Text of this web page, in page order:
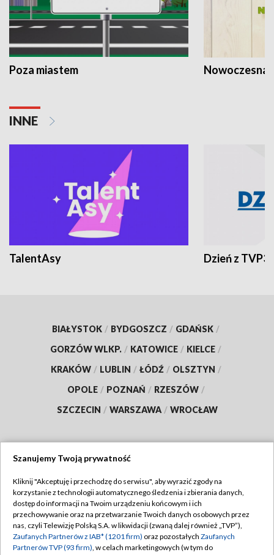
Poza miastem Nowoczesna
INNE
TalentAsy Dzień z TVP3
BIAŁYSTOK / BYDGOSZCZ / GDAŃSK /
GORZÓW WLKP. / KATOWICE / KIELCE /
KRAKÓW / LUBLIN / ŁÓDŹ / OLSZTYN /
OPOLE / POZNAŃ / RZESZÓW /
SZCZECIN / WARSZAWA / WROCŁAW
TVP
Abonament TVP
Emisja w TVP
Regulamin TVP
Polityka prywatności
Szanujemy Twoją prywatność
Kliknij "Akceptuję i przechodzę do serwisu", aby wyrazić zgody na
korzystanie z technologii automatycznego śledzenia i zbierania danych,
dostęp do informacji na Twoim urządzeniu końcowym i ich
przechowywanie oraz na przetwarzanie Twoich danych osobowych przez
nas, czyli Telewizję Polską S.A. w likwidacji (zwaną dalej również „TVP”),
Zaufanych Partnerów z IAB* (1201 firm) oraz pozostałych Zaufanych
Partnerów TVP (93 firm), w celach marketingowych (w tym do